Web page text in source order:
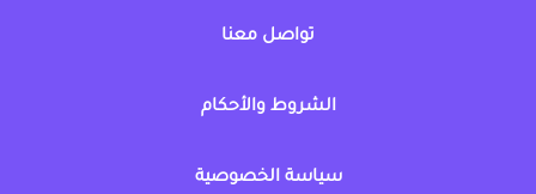
تواصل معنا
الشروط والأحكام
سياسة الخصوصية